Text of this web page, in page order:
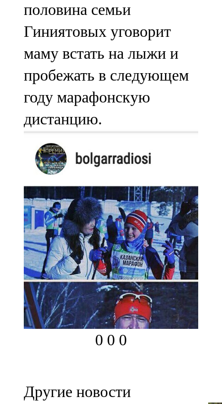
половина семьи
Гиниятовых уговорит
маму встать на лыжи и
пробежать в следующем
году марафонскую
дистанцию.
0 0 0
Другие новости